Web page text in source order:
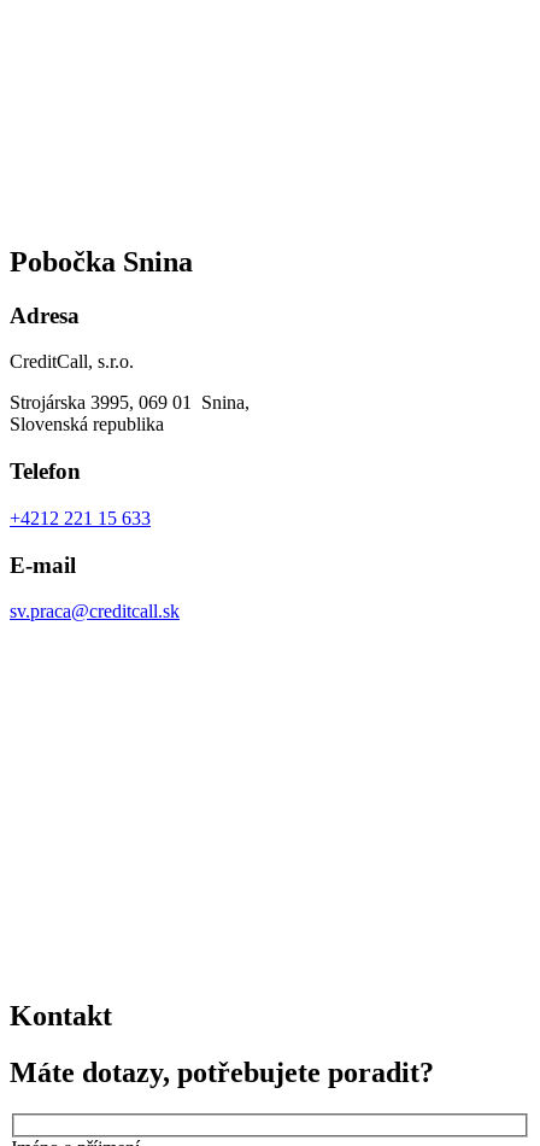
Pobočka Snina
Adresa
CreditCall, s.r.o.
Strojárska 3995, 069 01 Snina,
Slovenská republika
Telefon
+4212 221 15 633
E-mail
sv.praca@creditcall.sk
Kontakt
Máte dotazy, potřebujete poradit?